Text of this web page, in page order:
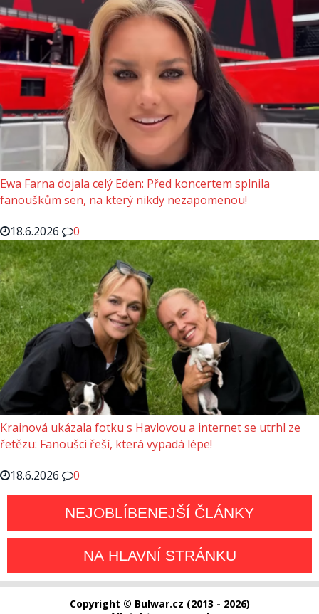
Ewa Farna dojala celý Eden: Před koncertem splnila
fanouškům sen, na který nikdy nezapomenou!
18.6.2026
0
Krainová ukázala fotku s Havlovou a internet se utrhl ze
řetězu: Fanoušci řeší, která vypadá lépe!
18.6.2026
0
NEJOBLÍBENEJŠÍ ČLÁNKY
NA HLAVNÍ STRÁNKU
Copyright © Bulwar.cz (2013 - 2026)